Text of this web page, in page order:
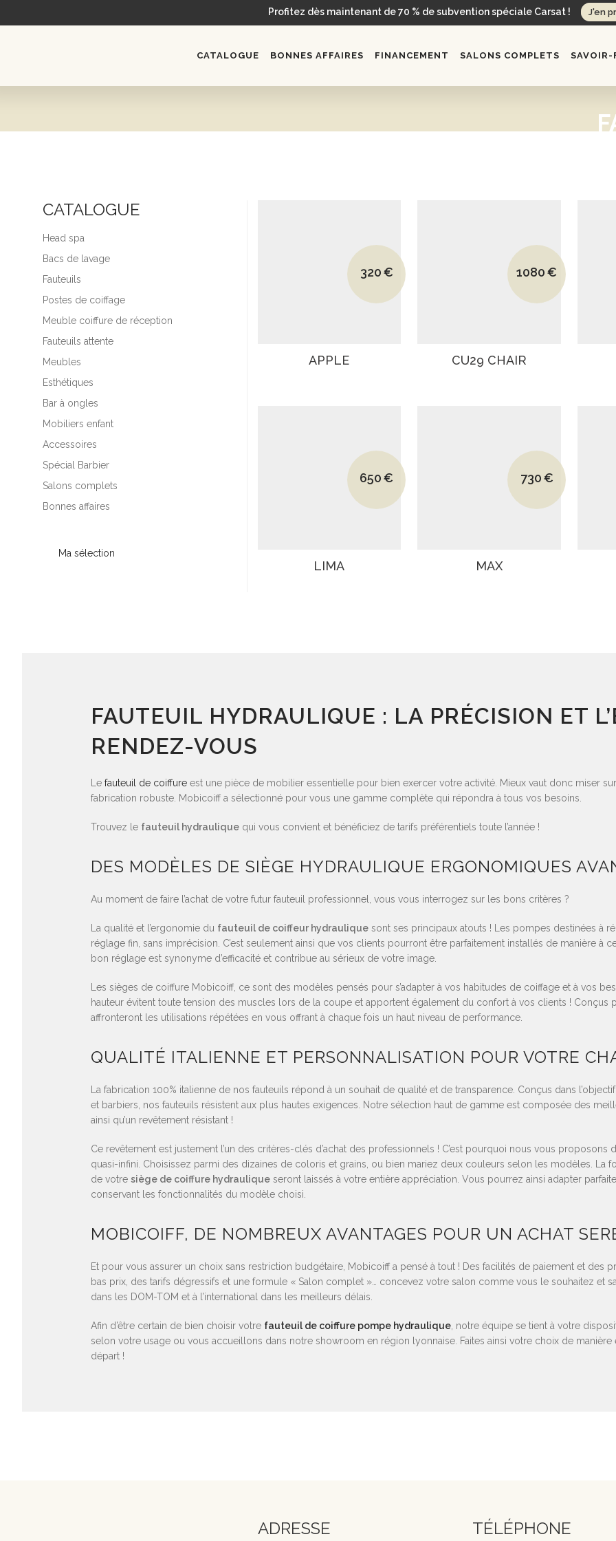
Profitez dès maintenant de 70 % de subvention spéciale Carsat ! J'en
CATALOGUE BONNES AFFAIRES FINANCEMENT SALONS COMPLETS SAVOIR-
CATALOGUE
Head spa
Bacs de lavage
Fauteuils
Postes de coiffage
Meuble coiffure de réception
Fauteuils attente
Meubles
Esthétiques
Bar à ongles
Mobiliers enfant
Accessoires
Spécial Barbier
Salons complets
Bonnes affaires
Ma sélection
Le prix initial était : 500€.
320€
Le prix actuel est : 320€.
APPLE
Le prix initial était
1080 €
Le prix actuel est
CU29 CHAIR
Le prix initial était : 945€.
650 €
Le prix actuel est : 650€.
LIMA
Le prix initial était
730€
Le prix actuel est
MAX
FAUTEUIL HYDRAULIQUE : LA PRÉCISION ET
RENDEZ-VOUS
Le fauteuil de coiffure est une pièce de mobilier essentielle pour bien exercer votre activité. Mieux vaut donc miser
fabrication robuste. Mobicoiff a sélectionné pour vous une gamme complète qui répondra à tous vos besoins.
Trouvez le fauteuil hydraulique qui vous convient et bénéficiez de tarifs préférentiels toute l’année !
DES MODÈLES DE SIÈGE HYDRAULIQUE ERGONOMIQUES
Au moment de faire l’achat de votre futur fauteuil professionnel, vous vous interrogez sur les bons critères ?
La qualité et l’ergonomie du fauteuil de coiffeur hydraulique sont ses principaux atouts ! Les pompes destinées à
réglage fin, sans imprécision. C’est seulement ainsi que vos clients pourront être parfaitement installés de manière à
bon réglage est synonyme d’efficacité et contribue au sérieux de votre image.
Les sièges de coiffure Mobicoiff, ce sont des modèles pensés pour s’adapter à vos habitudes de coiffage et à vos
hauteur évitent toute tension des muscles lors de la coupe et apportent également du confort à vos clients !
affronteront les utilisations répétées en vous offrant à chaque fois un haut niveau de performance.
QUALITÉ ITALIENNE ET PERSONNALISATION POUR VOTRE
La fabrication 100% italienne de nos fauteuils répond à un souhait de qualité et de transparence. Conçus dans
et barbiers, nos fauteuils résistent aux plus hautes exigences. Notre sélection haut de gamme est composée des
ainsi qu’un revêtement résistant !
Ce revêtement est justement l’un des critères-clés d’achat des professionnels ! C’est pourquoi nous vous
quasi-infini. Choisissez parmi des dizaines de coloris et grains, ou bien mariez deux couleurs selon les modèles. La
de votre siège de coiffure hydraulique seront laissés à votre entière appréciation. Vous pourrez ainsi adapter
conservant les fonctionnalités du modèle choisi.
MOBICOIFF, DE NOMBREUX AVANTAGES POUR UN ACHAT
Et pour vous assurer un choix sans restriction budgétaire, Mobicoiff a pensé à tout ! Des facilités de paiement et des
bas prix, des tarifs dégressifs et une formule « Salon complet »… concevez votre salon comme vous le souhaitez et
dans les DOM-TOM et à l’international dans les meilleurs délais.
Afin d’être certain de bien choisir votre fauteuil de coiffure pompe hydraulique , notre équipe se tient à votre
selon votre usage ou vous accueillons dans notre showroom en région lyonnaise. Faites ainsi votre choix de
départ !
ADRESSE TÉLÉPHONE